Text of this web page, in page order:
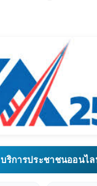
บริการประชาชนออนไ